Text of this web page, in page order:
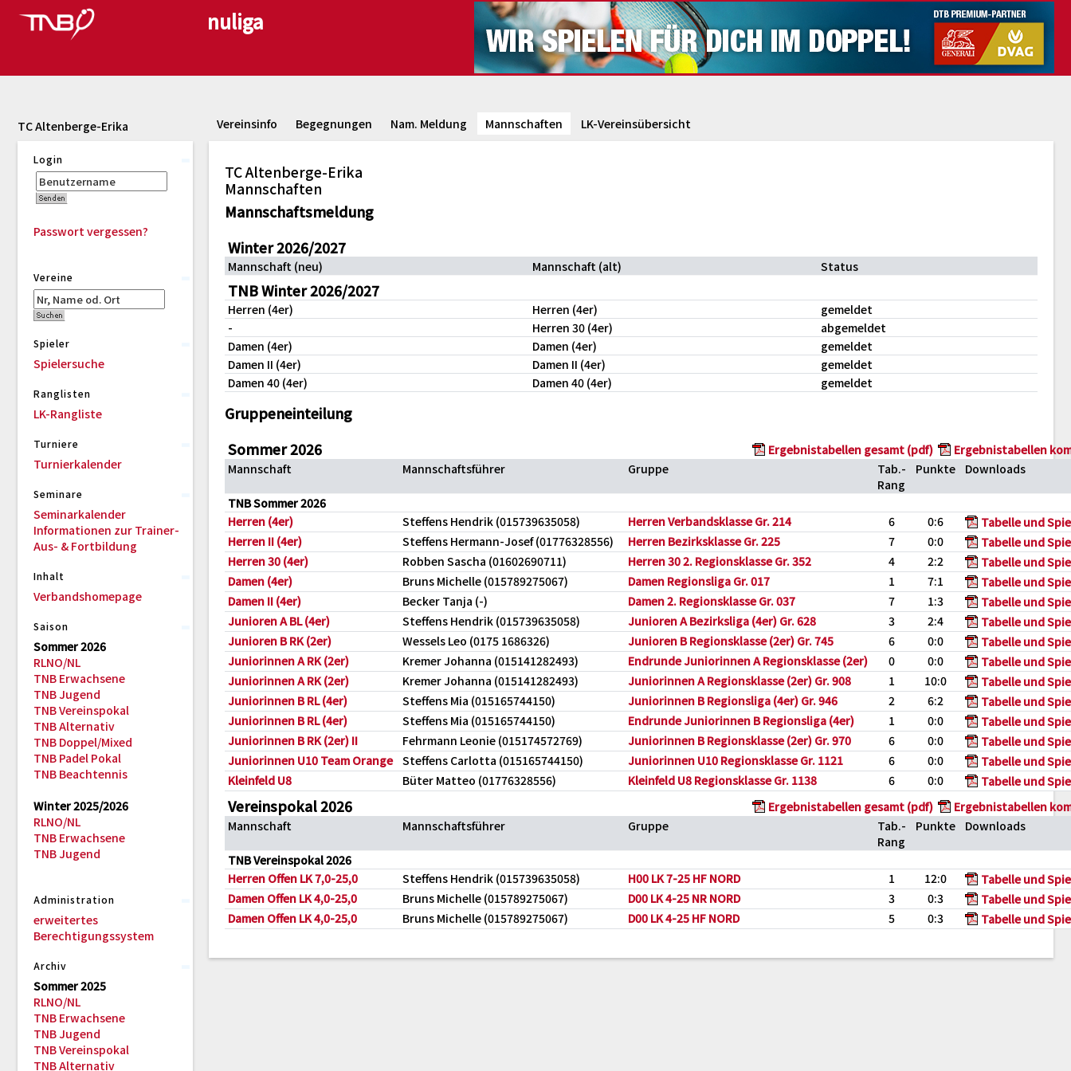
TC Altenberge-Erika Vereinsinfo Begegnungen Nam. Meldung Mannschaften LK-Vereinsübersicht
Login
Passwort vergessen?
Vereine
Spieler
Spielersuche
Ranglisten
LK-Rangliste
Turniere
Turnierkalender
Seminare
Seminarkalender
Informationen zur Trainer-
Aus- & Fortbildung
Inhalt
Verbandshomepage
Saison
Sommer 2026
RLNO/NL
TNB Erwachsene
TNB Jugend
TNB Vereinspokal
TNB Alternativ
TNB Doppel/Mixed
TNB Padel Pokal
TNB Beachtennis
Winter 2025/2026
RLNO/NL
TNB Erwachsene
TNB Jugend
Administration
erweitertes
Berechtigungssystem
Archiv
Sommer 2025
RLNO/NL
TNB Erwachsene
TNB Jugend
TNB Vereinspokal
TNB Alternativ
TC Altenberge-Erika
Mannschaften
Mannschaftsmeldung
Winter 2026/2027
Mannschaft (neu) Mannschaft (alt) Status
TNB Winter 2026/2027
Herren (4er) Herren (4er)
gemeldet
-
Herren 30 (4er)
abgemeldet
Damen (4er)
Damen (4er)
gemeldet
Damen II (4er)
Damen II (4er)
gemeldet
Damen 40 (4er)
Damen 40 (4er) gemeldet
Gruppeneinteilung
Sommer 2026
Ergebnistabellen gesamt (pdf)
Ergebnistabellen
Mannschaft
Mannschaftsführer Gruppe
Tab.-
Rang
Punkte Downloads
TNB Sommer 2026
Herren (4er)
Steffens Hendrik (015739635058) Herren Verbandsklasse Gr. 214 6 0:6
Tabelle und
Herren II (4er)
Steffens Hermann-Josef (01776328556) Herren Bezirksklasse Gr. 225 7 0:0
Tabelle und
Herren 30 (4er)
Robben Sascha (01602690711) Herren 30 2. Regionsklasse Gr. 352 4 2:2
Tabelle und
Damen (4er)
Bruns Michelle (015789275067) Damen Regionsliga Gr. 017 1 7:1
Tabelle und
Damen II (4er)
Becker Tanja (-) Damen 2. Regionsklasse Gr. 037 7 1:3
Tabelle und
Junioren A BL (4er)
Steffens Hendrik (015739635058) Junioren A Bezirksliga (4er) Gr. 628 3 2:4
Tabelle und
Junioren B RK (2er)
Wessels Leo (0175 1686326) Junioren B Regionsklasse (2er) Gr. 745 6 0:0
Tabelle und
Juniorinnen A RK (2er)
Kremer Johanna (015141282493) Endrunde Juniorinnen A Regionsklasse (2er) 0 0:0
Tabelle und
Juniorinnen A RK (2er)
Kremer Johanna (015141282493) Juniorinnen A Regionsklasse (2er) Gr. 908 1 10:0
Tabelle und
Juniorinnen B RL (4er)
Steffens Mia (015165744150) Juniorinnen B Regionsliga (4er) Gr. 946 2 6:2
Tabelle und
Juniorinnen B RL (4er)
Steffens Mia (015165744150) Endrunde Juniorinnen B Regionsliga (4er) 1 0:0
Tabelle und
Juniorinnen B RK (2er) II
Fehrmann Leonie (015174572769) Juniorinnen B Regionsklasse (2er) Gr. 970 6 0:0
Tabelle und
Juniorinnen U10 Team Orange Steffens Carlotta (015165744150) Juniorinnen U10 Regionsklasse Gr. 1121 6 0:0
Tabelle und
Kleinfeld U8
Büter Matteo (01776328556) Kleinfeld U8 Regionsklasse Gr. 1138 6 0:0 Tabelle und
Vereinspokal 2026 Ergebnistabellen gesamt (pdf)
Ergebnistabellen
Mannschaft
Mannschaftsführer Gruppe
Tab.-
Rang
Punkte Downloads
TNB Vereinspokal 2026
Herren Offen LK 7,0-25,0
Steffens Hendrik (015739635058) H00 LK 7-25 HF NORD 1 12:0
Tabelle und
Damen Offen LK 4,0-25,0
Bruns Michelle (015789275067) D00 LK 4-25 NR NORD 3 0:3
Tabelle und
Damen Offen LK 4,0-25,0
Bruns Michelle (015789275067) D00 LK 4-25 HF NORD 5 0:3 Tabelle und